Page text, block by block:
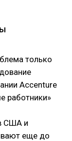
только
Accenture
работники»
США и
еще до